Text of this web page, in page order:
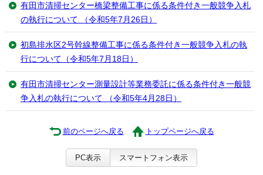
有田市清掃センター橋梁整備工事に係る条件付き一般競争入札
の執行について （令和5年7月26日）
初島排水区2号幹線整備工事に係る条件付き一般競争入札の執
行について（令和5年7月18日）
有田市清掃センター測量設計等業務委託に係る条件付き一般競
争入札の執行について （令和5年4月28日）
前のページへ戻る トップページへ戻る
PC表示 スマートフォン表示